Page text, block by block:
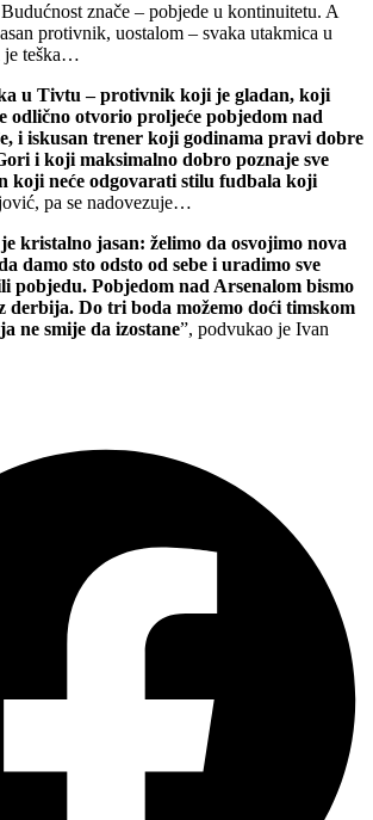
znače – pobjede u kontinuitetu. A
protivnik, uostalom – svaka utakmica u
je teška…
u Tivtu – protivnik koji je gladan, koji
odlično otvorio proljeće pobjedom nad
i iskusan trener koji godinama pravi dobre
i koji maksimalno dobro poznaje sve
koji neće odgovarati stilu fudbala koji
pa se nadovezuje…
kristalno jasan: želimo da osvojimo nova
damo sto odsto od sebe i uradimo sve
pobjedu. Pobjedom nad Arsenalom bismo
Do tri boda možemo doći timskom
ne smije da izostane”, podvukao je Ivan